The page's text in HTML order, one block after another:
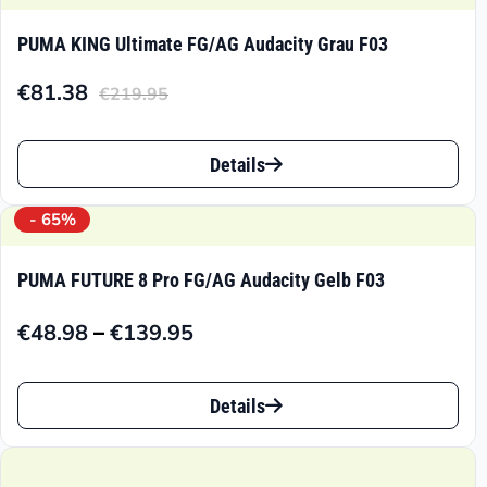
PUMA KING Ultimate FG/AG Audacity Grau F03
€219.95
Ursprünglicher
Preis
€219.95
€81.38
Aktueller
Preis
€81.38.
Dieses
Produkt
weist
auf.
Die
Optionen
können
Details
- 65%
PUMA FUTURE 8 Pro FG/AG Audacity Gelb F03
€48.98–€139.95
Preisspanne:
€48.98
€139.95
Dieses
Produkt
Details